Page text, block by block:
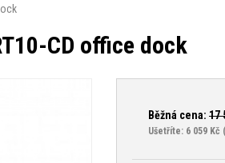
CD office dock
Běžná cena: 17
Ušetříte: 6 059 Kč